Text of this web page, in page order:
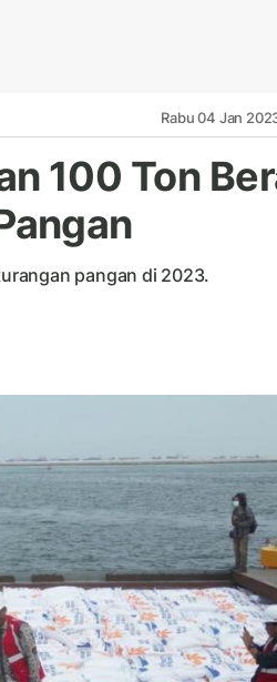
Rabu 04 Jan
100 Ton
pangan di 2023.